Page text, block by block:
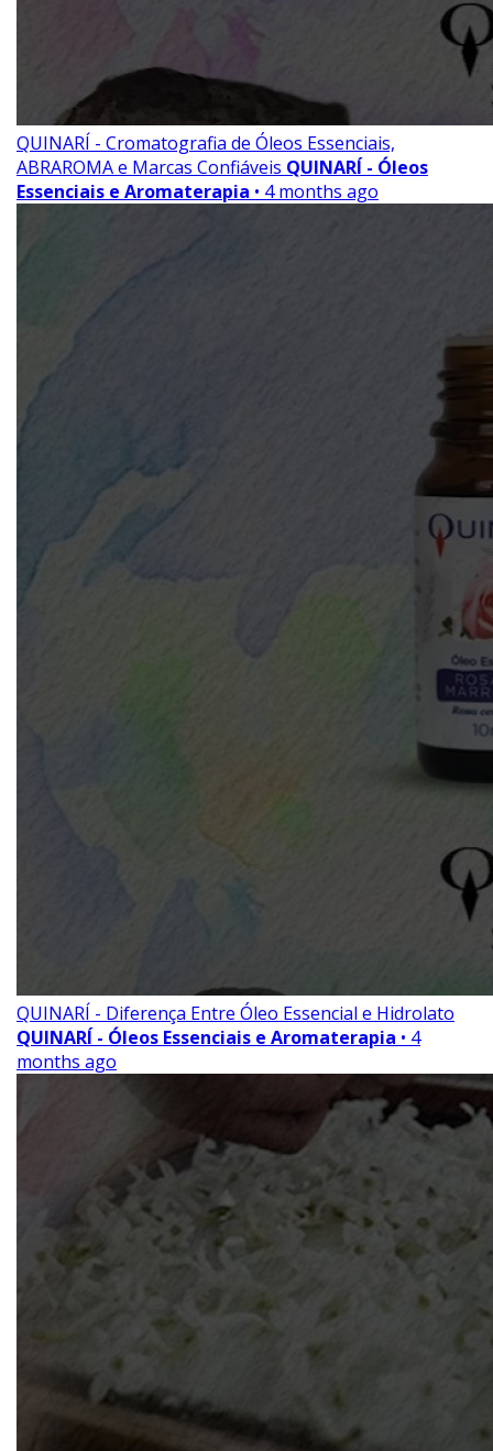
QUINARÍ - Cromatografia de Óleos Essenciais,
ABRAROMA e Marcas Confiáveis QUINARÍ - Óleos
Essenciais e Aromaterapia • 4 months ago
QUINARÍ - Diferença Entre Óleo Essencial e Hidrolato
QUINARÍ - Óleos Essenciais e Aromaterapia • 4
months ago